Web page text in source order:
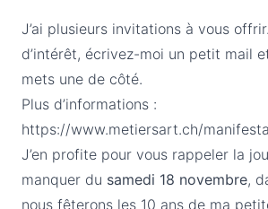
J’ai plusieurs invitations à vous
d’intérêt, écrivez-moi un petit mail
mets une de côté.
Plus d’informations :
https://www.metiersart.ch/
J’en profite pour vous rappeler la
manquer du samedi 18 novembre,
nous fêterons les 10 ans de ma